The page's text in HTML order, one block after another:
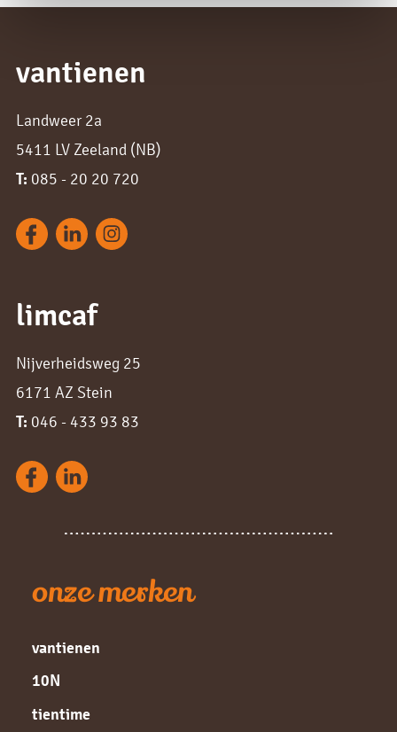
vantienen
Landweer 2a
5411 LV Zeeland (NB)
T: 085 - 20 20 720
limcaf
Nijverheidsweg 25
6171 AZ Stein
T: 046 - 433 93 83
onze merken
vantienen
10N
tientime